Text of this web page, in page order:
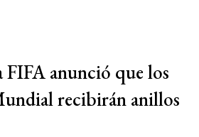
anunció que los
recibirán anillos